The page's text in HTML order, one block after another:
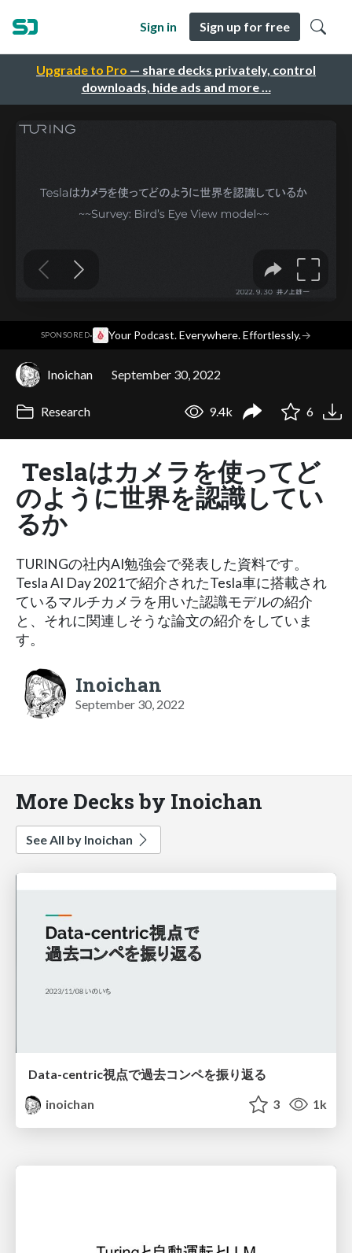
Upgrade to Pro — share decks privately, control
downloads, hide ads and more …
Sign in Sign up for free
SPONSORED· Your Podcast. Everywhere. Effortlessly.→
Inoichan September 30, 2022
Research 9.4k 6
Teslaはカメラを使ってど
のように世界を認識してい
るか
TURINGの社内AI勉強会で発表した資料です。
Tesla AI Day 2021で紹介されたTesla車に搭載され
ているマルチカメラを用いた認識モデルの紹介
と、それに関連しそうな論文の紹介をしていま
す。
Inoichan
September 30, 2022
More Decks by Inoichan
See All by Inoichan
Data-centric視点で過去コンペを振り返る
inoichan
3 1k